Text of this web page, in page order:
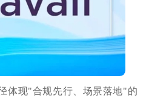
体现"合规先行、场景落地"的